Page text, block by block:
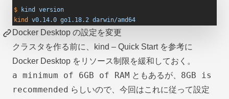
$ kind
version
kind
v0.14.0 go1.18.2 darwin/amd64
Docker Desktop の設定を変更
クラスタを作る前に、
kind – Quick Startを参考に
Docker Desktop をリソース制限を緩和しておく。
a minimum of 6GB of RAM ともあるが、 8GB is
recommended らしいので、今回はこれに従って設定